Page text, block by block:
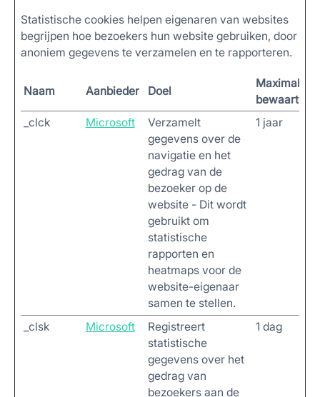
Statistische cookies helpen eigenaren van websites
begrijpen hoe bezoekers hun website gebruiken, door
anoniem gegevens te verzamelen en te rapporteren.
Naam Aanbieder Doel
Maximale
_clck
Microsoft
Verzamelt
gegevens over de
navigatie en het
gedrag van de
bezoeker op de
website - Dit wordt
gebruikt om
statistische
rapporten en
heatmaps voor de
website-eigenaar
samen te stellen.
1 jaar
_clsk Microsoft
Registreert
statistische
gegevens over het
gedrag van
bezoekers aan de
1 dag